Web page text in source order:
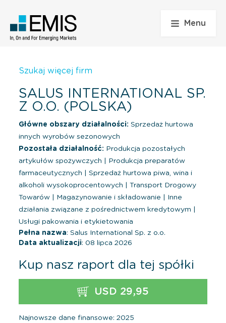
Menu
Szukaj więcej firm
SALUS INTERNATIONAL SP.
Z O.O. (POLSKA)
Główne obszary działalności: Sprzedaż hurtowa
innych wyrobów sezonowych
Pozostała działalność: Produkcja pozostałych
artykułów spożywczych
Produkcja preparatów
farmaceutycznych
Sprzedaż hurtowa piwa, wina i
alkoholi wysokoprocentowych
Transport Drogowy
Towarów
Magazynowanie i składowanie
Inne
działania związane z pośrednictwem kredytowym
Usługi pakowania i etykietowania
Pełna nazwa: Salus International Sp. z o.o.
Data aktualizacji: 08 lipca 2026
Kup nasz raport dla tej spółki
USD 29,95
Najnowsze dane finansowe: 2025